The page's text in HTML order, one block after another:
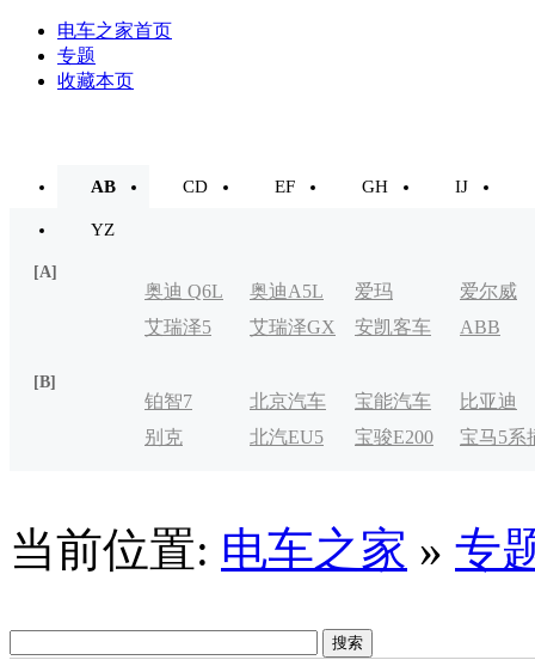
电车之家首页
专题
收藏本页
AB CD EF GH IJ
YZ
[A]
奥迪 Q6L
e-tron
奥迪A5L 爱玛
爱尔威
艾瑞泽5
艾瑞泽GX 安凯客车 ABB
[B]
铂智7 北京汽车
制造厂
宝能汽车
比亚迪
别克
北汽EU5 宝骏E200 宝马5系
当前位置: 电车之家 » 专